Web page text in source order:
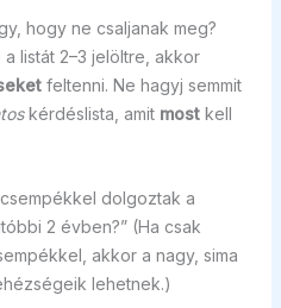
hogy ne csaljanak meg?
listát 2–3 jelöltre, akkor
feltenni. Ne hagyj semmit
kérdéslista, amit mostkell
csempékkel dolgoztak a
2 évben?” (Ha csak
akkor a nagy, sima
lehetnek.)